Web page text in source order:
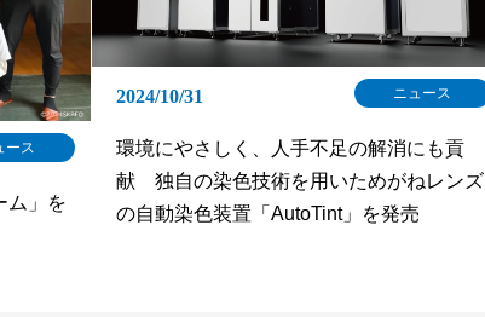
ース
ム」を
2024/10/31 ニュース
環境にやさしく、人手不足の解消にも貢
献 独自の染色技術を用いためがねレンズ
の自動染色装置「AutoTint」を発売